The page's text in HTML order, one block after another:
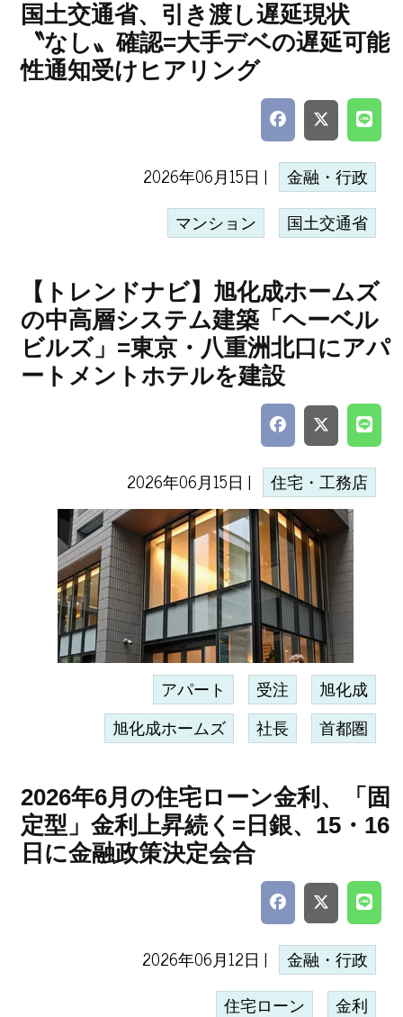
国土交通省、引き渡し遅延現状
〝なし〟確認=大手デベの遅延可能
性通知受けヒアリング
2026年06月15日 | 金融・行政
マンション 国土交通省
【トレンドナビ】旭化成ホームズ
の中高層システム建築「ヘーベル
ビルズ」=東京・八重洲北口にアパ
ートメントホテルを建設
2026年06月15日 | 住宅・工務店
アパート 受注 旭化成
旭化成ホームズ 社長 首都圏
2026年6月の住宅ローン金利、「固
定型」金利上昇続く=日銀、15・16
日に金融政策決定会合
2026年06月12日 | 金融・行政
住宅ローン 金利